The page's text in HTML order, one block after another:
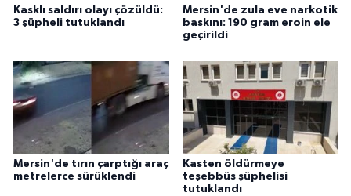
Kasklı saldırı olayı çözüldü:
3 şüpheli tutuklandı
Mersin'de zula eve narkotik
baskını: 190 gram eroin ele
geçirildi
Mersin'de tırın çarptığı araç
metrelerce sürüklendi
Kasten öldürmeye
teşebbüs şüphelisi
tutuklandı